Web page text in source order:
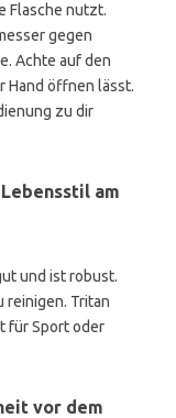
Flasche nutzt.
gegen
Achte auf den
Hand öffnen lässt.
zu dir
am
und ist robust.
reinigen. Tritan
für Sport oder
vor dem